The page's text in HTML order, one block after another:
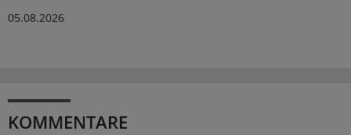
05.08.2026
KOMMENTARE